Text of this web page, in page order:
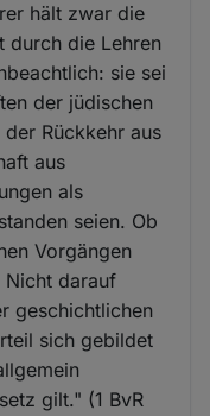
hält zwar die
durch die Lehren
sie sei
der jüdischen
Rückkehr aus
aus
als
seien. Ob
Vorgängen
Nicht darauf
geschichtlichen
sich gebildet
gilt." (1 BvR